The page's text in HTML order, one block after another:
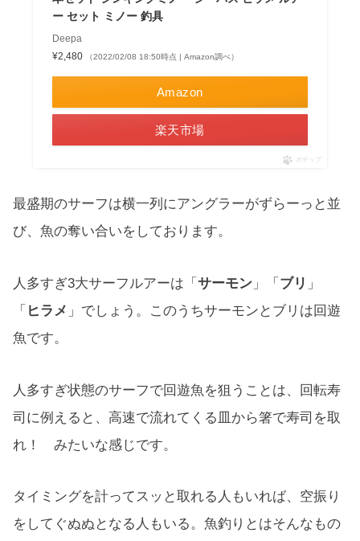
ー セット ミノー 釣具
Deepa
¥2,480
（2022/02/08 18:50時点 | Amazon調べ）
Amazon
楽天市場
ポチップ
最盛期のサーフは横一列にアングラーがずらーっと並
び、魚の奪い合いをしております。
人多すぎ3大サーフルアーは「 サーモン 」「 ブリ 」
「 ヒラメ 」でしょう。このうちサーモンとブリは回遊
魚です。
人多すぎ状態のサーフで回遊魚を狙うことは、回転寿
司に例えると、高速で流れてくる皿から箸で寿司を取
れ！ みたいな感じです。
タイミングを計ってスッと取れる人もいれば、空振り
をしてぐぬぬとなる人もいる。魚釣りとはそんなもの